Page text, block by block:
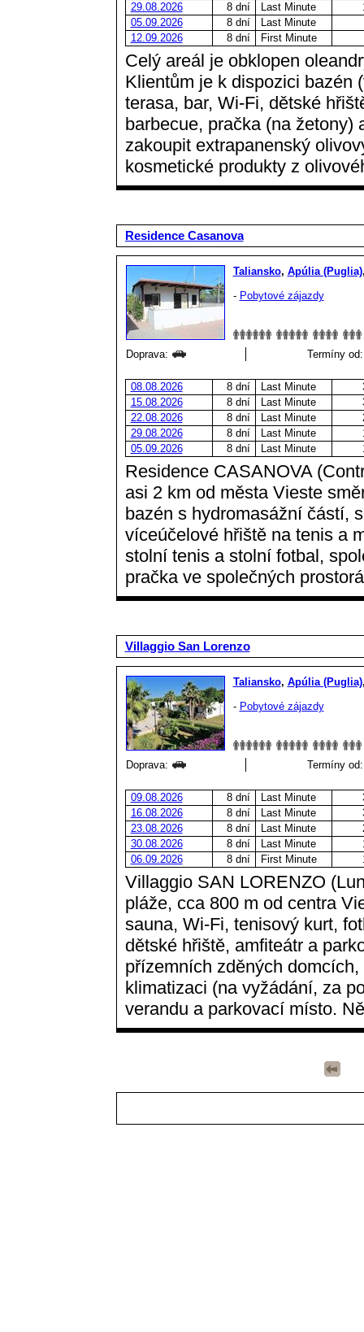
29.08.2026
8 dní Last Minute
05.09.2026
8 dní
Last Minute
12.09.2026
8 dní First Minute
Celý areál je obklopen
Klientům je k dispozici bazén
terasa, bar, Wi-Fi, dětské
barbecue, pračka (na
zakoupit extrapanenský
kosmetické produkty z
Residence Casanova
Taliansko, Apúlia (Puglia)
- Pobytové zájazdy
Doprava: Termíny
08.08.2026 8 dní Last Minute
15.08.2026
8 dní Last Minute
22.08.2026
8 dní Last Minute
29.08.2026
8 dní Last Minute
05.09.2026
8 dní Last Minute
Residence CASANOVA
asi 2 km od města Vieste
bazén s hydromasážní částí,
víceúčelové hřiště na tenis a
stolní tenis a stolní fotbal,
pračka ve společných
Villaggio San Lorenzo
Taliansko, Apúlia (Puglia)
- Pobytové zájazdy
Doprava: Termíny
09.08.2026 8 dní Last Minute
16.08.2026
8 dní Last Minute
23.08.2026
8 dní Last Minute
30.08.2026
8 dní Last Minute
06.09.2026
8 dní First Minute
Villaggio SAN LORENZO
pláže, cca 800 m od centra
sauna, Wi-Fi, tenisový kurt,
dětské hřiště, amfiteátr a
přízemních zděných
klimatizaci (na vyžádání, za
verandu a parkovací místo.